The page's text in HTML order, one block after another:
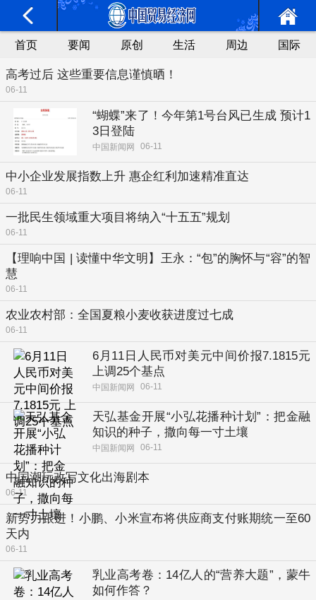
首页 要闻 原创 生活 周边 国际
高考过后 这些重要信息谨慎晒！
06-11
“蝴蝶”来了！今年第1号台风已生成 预计1
3日登陆
中国新闻网 06-11
中小企业发展指数上升 惠企红利加速精准直达
06-11
一批民生领域重大项目将纳入“十五五”规划
06-11
【理响中国 | 读懂中华文明】王永：“包”的胸怀与“容”的智
慧
06-11
农业农村部：全国夏粮小麦收获进度过七成
06-11
6月11日人民币对美元中间价报7.1815元
上调25个基点
中国新闻网 06-11
天弘基金开展“小弘花播种计划”：把金融
知识的种子，撒向每一寸土壤
中国新闻网 06-11
中国潮玩改写文化出海剧本
06-11
新势力跟进！小鹏、小米宣布将供应商支付账期统一至60
天内
06-11
乳业高考卷：14亿人的“营养大题”，蒙牛
如何作答？